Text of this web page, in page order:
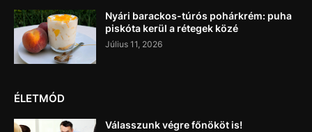
Nyári barackos-túrós pohárkrém: puha
piskóta kerül a rétegek közé
Július 11, 2026
ÉLETMÓD
Válasszunk végre főnököt is!